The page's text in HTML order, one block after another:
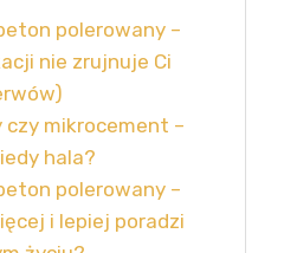
polerowany –
nie zrujnuje Ci
mikrocement –
hala?
polerowany –
i lepiej poradzi